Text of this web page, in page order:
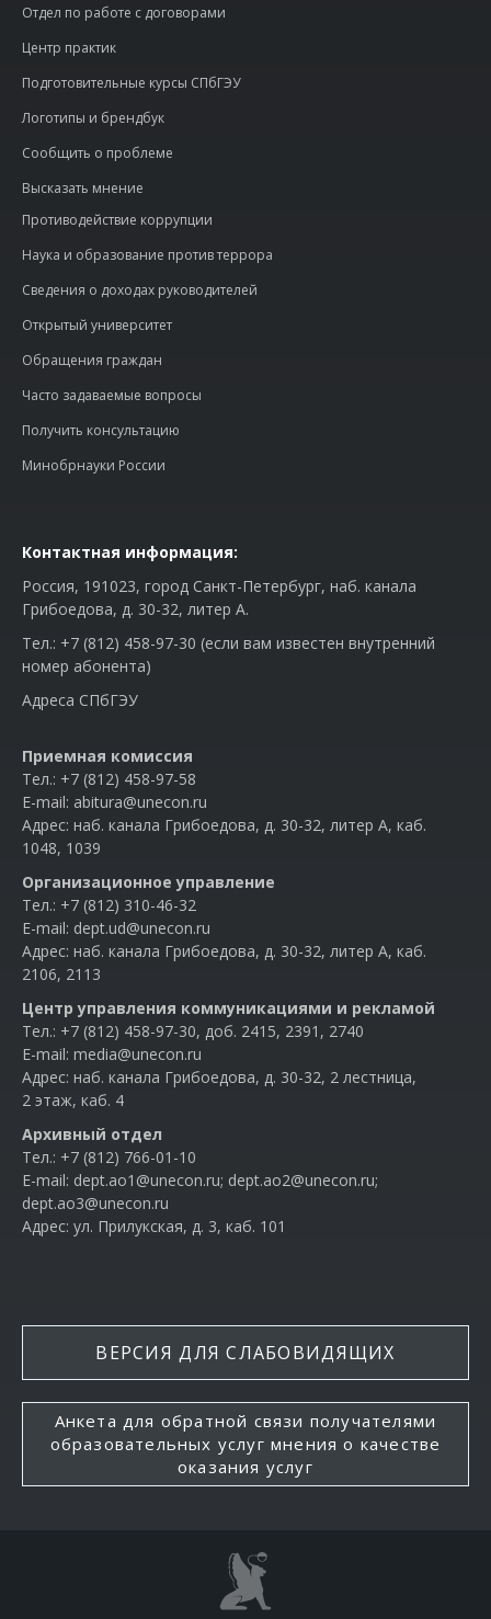
Отдел по работе с договорами
Центр практик
Подготовительные курсы СПбГЭУ
Логотипы и брендбук
Сообщить о проблеме
Высказать мнение
Противодействие коррупции
Наука и образование против террора
Сведения о доходах руководителей
Открытый университет
Обращения граждан
Часто задаваемые вопросы
Получить консультацию
Минобрнауки России
Контактная информация:
Россия, 191023, город Санкт-Петербург, наб. канала
Грибоедова, д. 30-32, литер А.
Тел.: +7 (812) 458-97-30 (если вам известен внутренний
номер абонента)
Адреса СПбГЭУ
Приемная комиссия
Тел.: +7 (812) 458-97-58
E-mail: abitura@unecon.ru
Адрес: наб. канала Грибоедова, д. 30-32, литер А, каб.
1048, 1039
Организационное управление
Тел.: +7 (812) 310-46-32
E-mail: dept.ud@unecon.ru
Адрес: наб. канала Грибоедова, д. 30-32, литер А, каб.
2106, 2113
Центр управления коммуникациями и рекламой
Тел.: +7 (812) 458-97-30, доб. 2415, 2391, 2740
E-mail: media@unecon.ru
Адрес: наб. канала Грибоедова, д. 30-32, 2 лестница,
2 этаж, каб. 4
Архивный отдел
Тел.: +7 (812) 766-01-10
E-mail: dept.ao1@unecon.ru; dept.ao2@unecon.ru;
dept.ao3@unecon.ru
Адрес: ул. Прилукская, д. 3, каб. 101
ВЕРСИЯ ДЛЯ СЛАБОВИДЯЩИХ
Анкета для обратной связи получателями
образовательных услуг мнения о качестве
оказания услуг